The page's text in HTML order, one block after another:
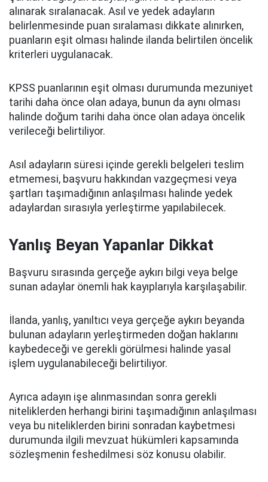
alınarak sıralanacak. Asıl ve yedek adayların
belirlenmesinde puan sıralaması dikkate alınırken,
puanların eşit olması halinde ilanda belirtilen öncelik
kriterleri uygulanacak.
KPSS puanlarının eşit olması durumunda mezuniyet
tarihi daha önce olan adaya, bunun da aynı olması
halinde doğum tarihi daha önce olan adaya öncelik
verileceği belirtiliyor.
Asıl adayların süresi içinde gerekli belgeleri teslim
etmemesi, başvuru hakkından vazgeçmesi veya
şartları taşımadığının anlaşılması halinde yedek
adaylardan sırasıyla yerleştirme yapılabilecek.
Yanlış Beyan Yapanlar Dikkat
Başvuru sırasında gerçeğe aykırı bilgi veya belge
sunan adaylar önemli hak kayıplarıyla karşılaşabilir.
İlanda, yanlış, yanıltıcı veya gerçeğe aykırı beyanda
bulunan adayların yerleştirmeden doğan haklarını
kaybedeceği ve gerekli görülmesi halinde yasal
işlem uygulanabileceği belirtiliyor.
Ayrıca adayın işe alınmasından sonra gerekli
niteliklerden herhangi birini taşımadığının anlaşılması
veya bu niteliklerden birini sonradan kaybetmesi
durumunda ilgili mevzuat hükümleri kapsamında
sözleşmenin feshedilmesi söz konusu olabilir.